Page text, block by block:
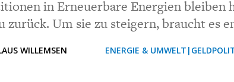
NEWSLETTER
ÜBER UNS
in Erneuerbare Energien
Um sie zu steigern, braucht es
WILLEMSEN ENERGIE & UMWELT
Artikel auf Makronom!